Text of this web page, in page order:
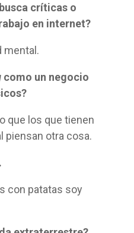
críticas o
en internet?
mental.
como un negocio
que los que tienen
piensan otra cosa.
con patatas soy